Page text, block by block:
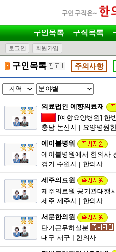
구인목록 구직목록
로그인 회원가입
구인목록 주의사항
의료법인 예향의료재
[예향요양병원] 한
충남 논산시 | 요양병원
에이블병워
에이블병원에서 한의사
경기 수원시 | 한의사
제주의료원
제주의료원 공기관대행
제주 제주시 | 한의사
서문한의원
단기근무하실분
대구 서구 | 한의사